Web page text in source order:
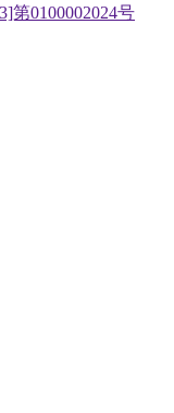
第0100002024号